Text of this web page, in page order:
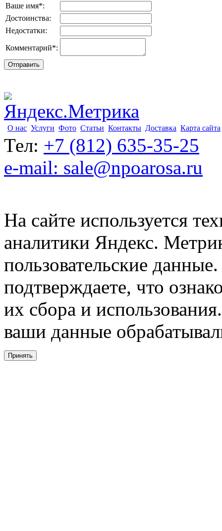
Ваше имя*:
Достоинства:
Недостатки:
Комментарий*:
О нас Услуги Фото Статьи Контакты Доставка Карта сайта
Тел: +7 (812) 635-35-25
e-mail: sale@npoarosa.ru
На сайте используется
аналитики Яндекс.
пользовательские
подтверждаете, что
их сбора и
ваши данные
Принять